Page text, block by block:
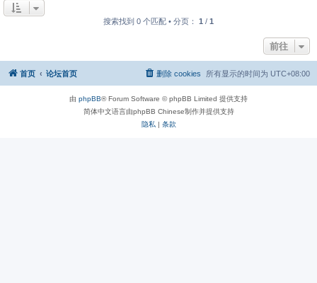
搜索找到 0 个匹配 • 分页： 1 / 1
前往
首页 论坛首页 所有显示的时间为 UTC+08:00
删除 cookies
由 phpBB® Forum Software © phpBB Limited 提供支持
简体中文语言由phpBB Chinese制作并提供支持
隐私 | 条款